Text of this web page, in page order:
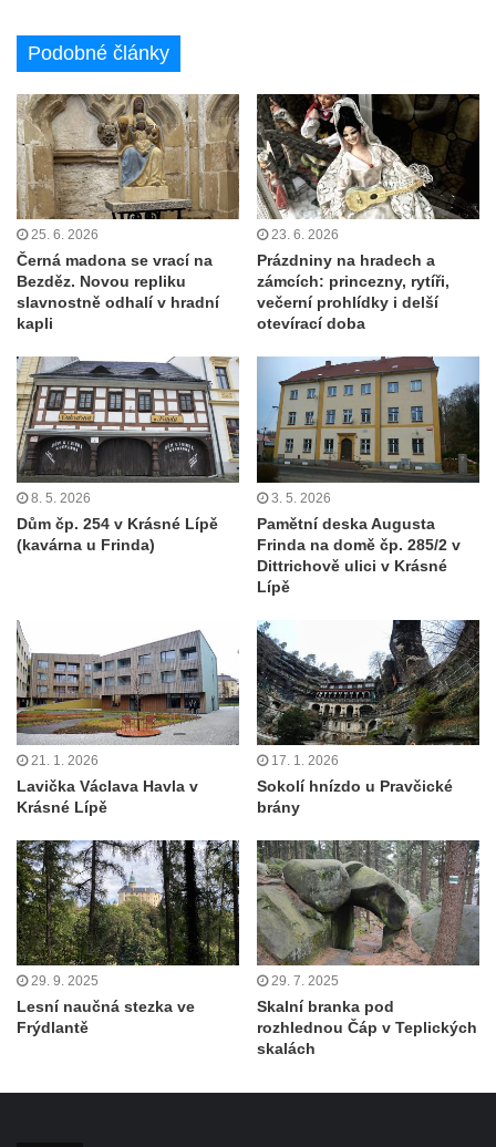
Podobné články
25. 6. 2026
Černá madona se vrací na
Bezděz. Novou repliku
slavnostně odhalí v hradní
kapli
23. 6. 2026
Prázdniny na hradech a
zámcích: princezny, rytíři,
večerní prohlídky i delší
otevírací doba
8. 5. 2026
Dům čp. 254 v Krásné Lípě
(kavárna u Frinda)
3. 5. 2026
Pamětní deska Augusta
Frinda na domě čp. 285/2 v
Dittrichově ulici v Krásné
Lípě
21. 1. 2026
Lavička Václava Havla v
Krásné Lípě
17. 1. 2026
Sokolí hnízdo u Pravčické
brány
29. 9. 2025
Lesní naučná stezka ve
Frýdlantě
29. 7. 2025
Skalní branka pod
rozhlednou Čáp v Teplických
skalách